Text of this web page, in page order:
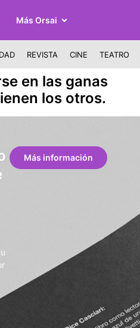
Más Orsai
REVISTA CINE TEATRO
en las ganas
los otros.
Más información